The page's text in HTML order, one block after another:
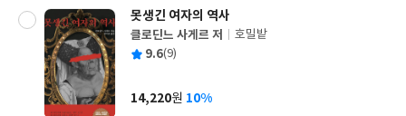
못생긴 여자의 역사
글
쓴
클로딘느 사게르 저
출
사
호밀밭
평 9.6(9)
가
14,220원 10%